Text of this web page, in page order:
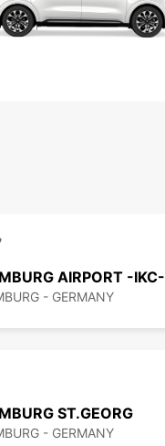
AIRPORT -IKC-
- GERMANY
ST.GEORG
- GERMANY